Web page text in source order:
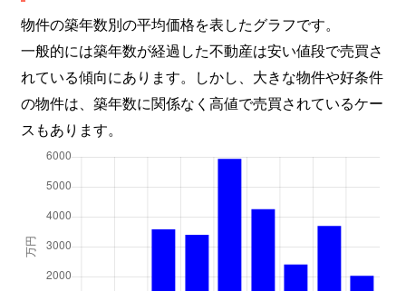
物件の築年数別の平均価格を表したグラフです。
一般的には築年数が経過した不動産は安い値段で売買さ
れている傾向にあります。しかし、大きな物件や好条件
の物件は、築年数に関係なく高値で売買されているケー
スもあります。